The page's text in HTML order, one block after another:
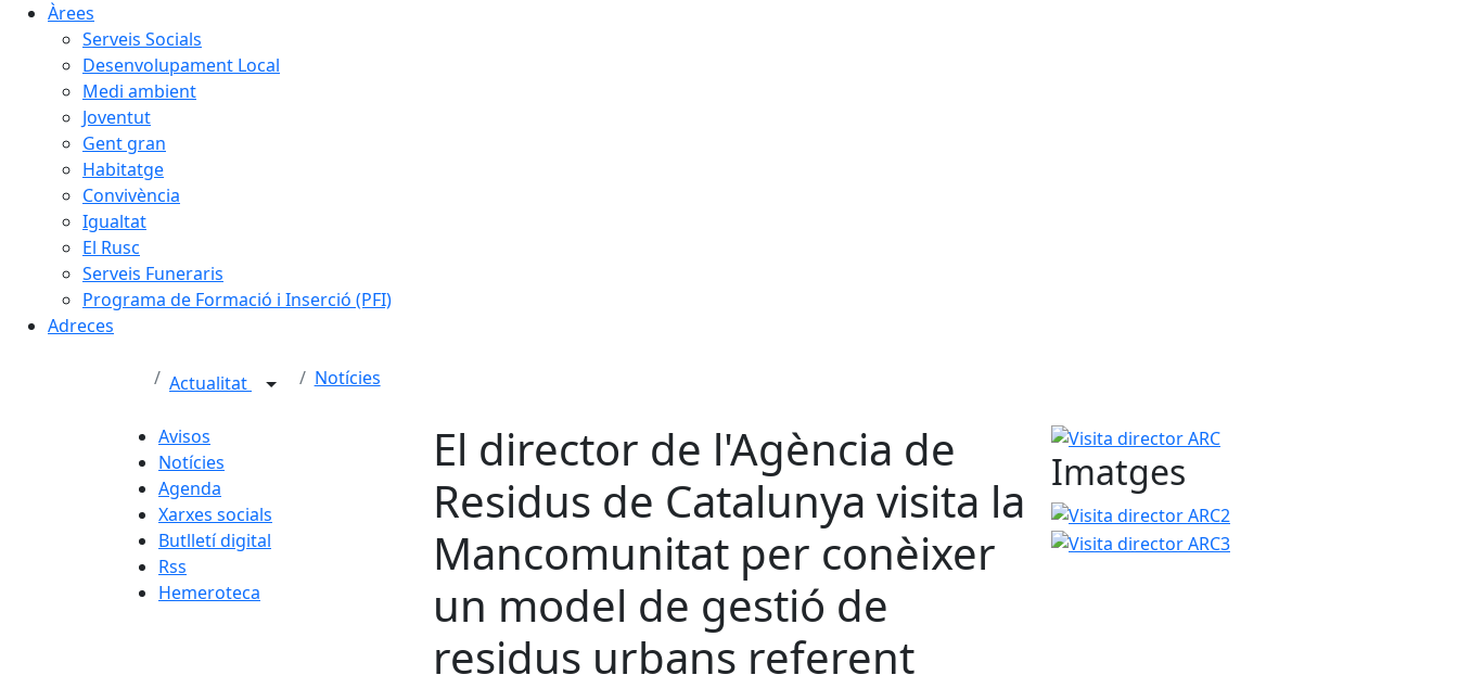
Àrees
Serveis Socials
Desenvolupament Local
Medi ambient
Joventut
Gent gran
Habitatge
Convivència
Igualtat
El Rusc
Serveis Funeraris
Programa de Formació i Inserció (PFI)
Adreces
Actualitat Notícies
Avisos
Notícies
Agenda
Xarxes socials
Butlletí digital
Rss
Hemeroteca
El director de l'Agència de
Residus de Catalunya visita la
Mancomunitat per conèixer
un model de gestió de
residus urbans referent
Visita director ARC
Imatges
Visita director ARC2